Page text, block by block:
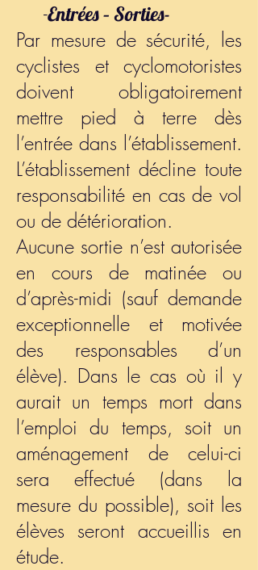
-Entrées – Sorties-
Par mesure de sécurité, les
cyclistes et cyclomotoristes
doivent obligatoirement
mettre pied à terre dès
l’entrée dans l’établissement.
L’établissement décline toute
responsabilité en cas de vol
ou de détérioration.
Aucune sortie n’est autorisée
en cours de matinée ou
d’après-midi (sauf demande
exceptionnelle et motivée
des responsables d’un
élève). Dans le cas où il y
aurait un temps mort dans
l’emploi du temps, soit un
aménagement de celui-ci
sera effectué (dans la
mesure du possible), soit les
élèves seront accueillis en
étude.